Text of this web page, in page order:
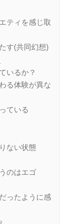
ティを感じ取
す(共同幻想)
いるか？
る体験が異な
ている
ない状態
のはエゴ
ったように感